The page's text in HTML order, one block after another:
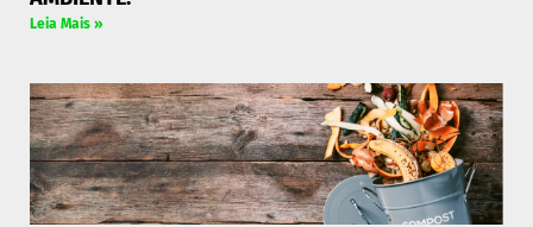
Leia Mais »